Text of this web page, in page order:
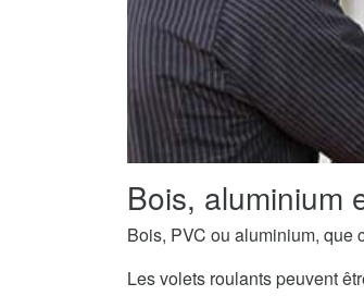
Bois, aluminium
Bois, PVC ou aluminium, que
Les volets roulants peuvent